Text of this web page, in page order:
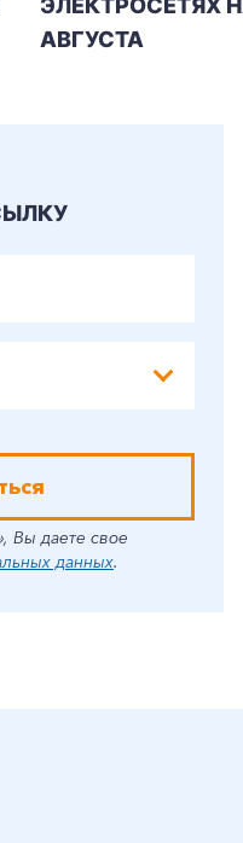
ЭЛЕКТРОСЕТЯХ
АВГУСТА
Вы даете свое
данных.